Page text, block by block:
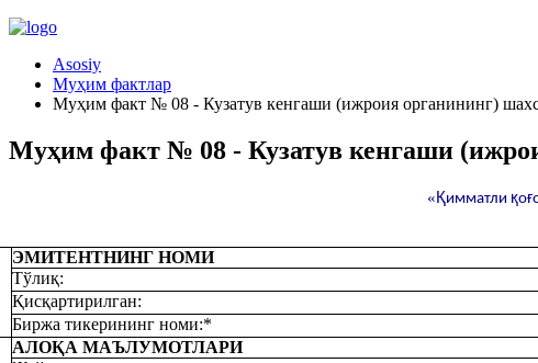
Asosiy
Муҳим фактлар
Муҳим факт № 08 - Кузатув кенгаши (ижроия органининг)
Муҳим факт № 08 - Кузатув кенгаши
«Қимматли қоғ
ЭМИТЕНТНИНГ НОМИ
Тўлиқ:
Қисқартирилган:
Биржа тикерининг номи:*
АЛОҚА МАЪЛУМОТЛАРИ